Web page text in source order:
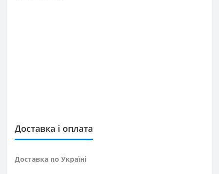
Доставка і оплата
Доставка по Україні